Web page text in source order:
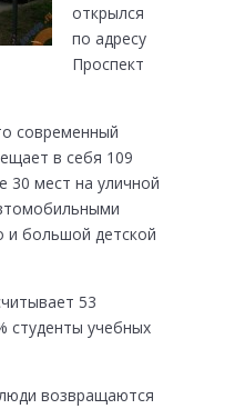
открылся
по адресу
Проспект
современный
в себя 109
30 мест на уличной
и большой детской
53
студенты учебных
возвращаются